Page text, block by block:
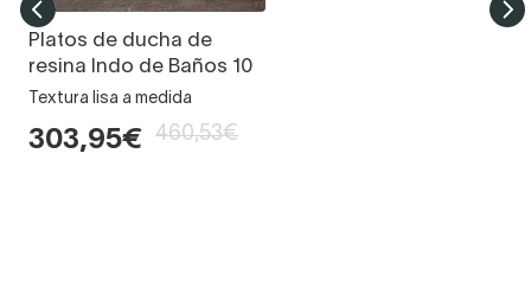
Platos de ducha de
resina Indo de Baños 10
Textura lisa a medida
303,95€ 460,53€